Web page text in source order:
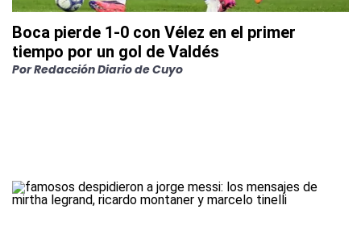
Boca pierde 1-0 con Vélez en el primer
tiempo por un gol de Valdés
PorRedacción Diario de Cuyo